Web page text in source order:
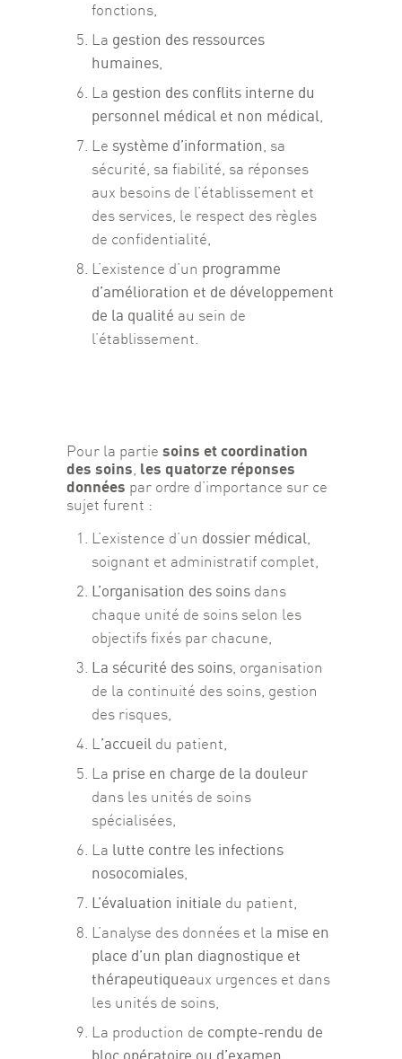
fonctions,
La gestion des ressources
humaines,
La gestion des conflits interne du
personnel médical et non médical,
Le système d’information, sa
sécurité, sa fiabilité, sa réponses
aux besoins de l’établissement et
des services, le respect des règles
de confidentialité,
L’existence d’un programme
d’amélioration et de développement
de la qualité au sein de
l’établissement.
Pour la partie soins et coordination
des soins, les quatorze réponses
données par ordre d’importance sur ce
sujet furent :
L’existence d’un dossier médical,
soignant et administratif complet,
L’organisation des soins dans
chaque unité de soins selon les
objectifs fixés par chacune,
La sécurité des soins, organisation
de la continuité des soins, gestion
des risques,
L’accueil du patient,
La prise en charge de la douleur
dans les unités de soins
spécialisées,
La lutte contre les infections
nosocomiales,
L’évaluation initiale du patient,
L’analyse des données et la mise en
place d’un plan diagnostique et
thérapeutiqueaux urgences et dans
les unités de soins,
La production de compte-rendu de
bloc opératoire ou d’examen